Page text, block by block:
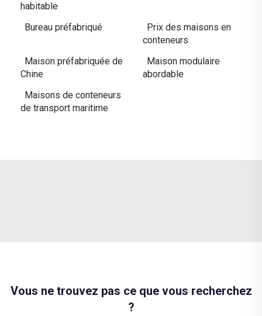
habitable
Bureau préfabriqué
Prix des maisons en
conteneurs
Maison préfabriquée de
Chine
Maison modulaire
abordable
Maisons de conteneurs
de transport maritime
Vous ne trouvez pas ce que vous recherchez
?